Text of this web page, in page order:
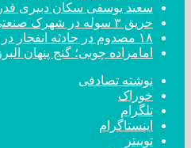
سعید یوسفی سکان دبیری
حریق ۳ سوله در شهرک صنعتی شمس‌آباد با ۲۶ مصدوم
۱۸ مصدوم در حادثه انفجار در شهرک شمس‌آباد
امامزاده چوبی؛ گنج پنهان
نوشته تصادفی
خوراک
تلگرام
اینستاگرام
توییتر